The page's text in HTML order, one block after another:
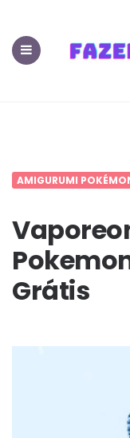
PDF
AMIGURUMI
Grátis